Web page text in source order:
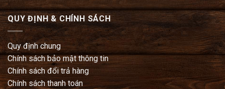
QUY ĐỊNH & CHÍNH SÁCH
Quy định chung
Chính sách bảo mật thông tin
Chính sách đổi trả hàng
Chính sách thanh toán